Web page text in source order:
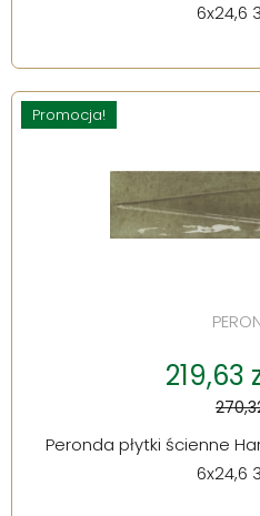
6x24,6
Promocja!
219,63
Peronda płytki ścienne
6x24,6